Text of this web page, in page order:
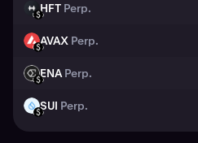
HFT
USDHFT Perp.
AVAX
USDAVAX Perp.
ENA
USDENAPerp.
SUI
USDSUI Perp.